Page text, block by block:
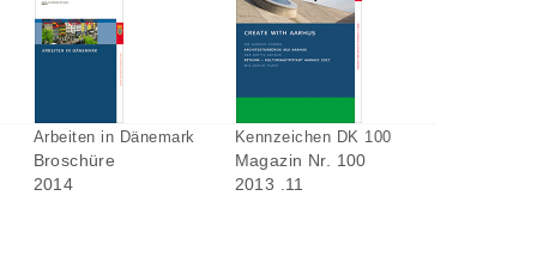
Arbeiten in Dänemark
Broschüre
2014
Kennzeichen DK 100
Magazin Nr. 100
2013 .11